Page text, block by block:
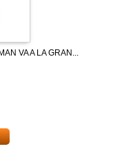
VA A LA GRAN...